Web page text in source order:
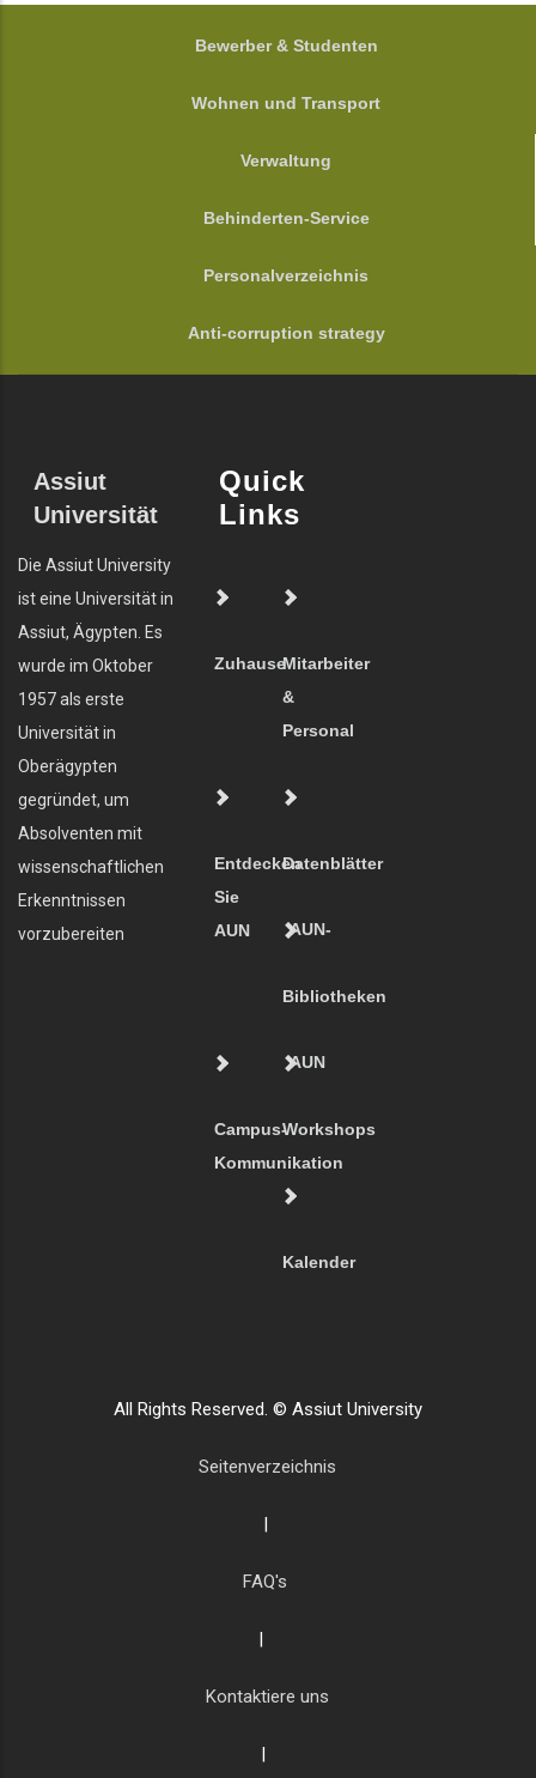
FOOTER
Bewerber & Studenten
Wohnen und Transport
Verwaltung
Behinderten-Service
Personalverzeichnis
Anti-corruption strategy
Assiut
Universität
Die Assiut University
ist eine Universität in
Assiut, Ägypten. Es
wurde im Oktober
1957 als erste
Universität in
Oberägypten
gegründet, um
Absolventen mit
wissenschaftlichen
Erkenntnissen
vorzubereiten
Quick
Links
ZuhauseMitarbeiter
&
Personal
Entdecken
Sie
AUN
Datenblätter
AUN-
Bibliotheken
Campus-
Kommunikation
AUN
Workshops
Kalender
All Rights Reserved. © Assiut University
Seitenverzeichnis
|
FAQ's
|
Kontaktiere uns
|